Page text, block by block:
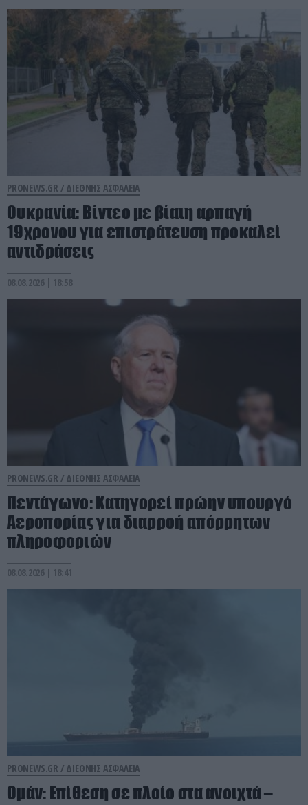
PRONEWS.GR / ΔΙΕΘΝΗΣ ΑΣΦΑΛΕΙΑ
Ουκρανία: Βίντεο με βίαιη αρπαγή
19χρονου για επιστράτευση προκαλεί
αντιδράσεις
08.08.2026 | 18:58
PRONEWS.GR / ΔΙΕΘΝΗΣ ΑΣΦΑΛΕΙΑ
Πεντάγωνο: Κατηγορεί πρώην υπουργό
Αεροπορίας για διαρροή απόρρητων
πληροφοριών
08.08.2026 | 18:41
PRONEWS.GR / ΔΙΕΘΝΗΣ ΑΣΦΑΛΕΙΑ
Ομάν: Επίθεση σε πλοίο στα ανοιχτά –